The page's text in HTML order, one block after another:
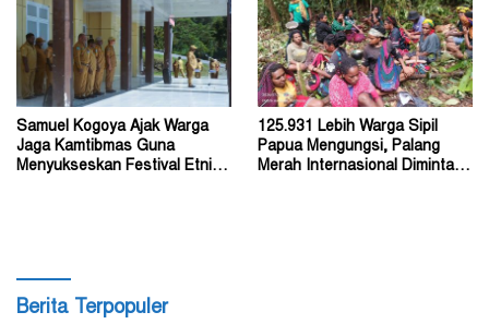
Samuel Kogoya Ajak Warga
Jaga Kamtibmas Guna
Menyukseskan Festival Etnik
125.931 Lebih Warga Sipil
Papua Mengungsi, Palang
Merah Internasional Diminta
Berita Terpopuler